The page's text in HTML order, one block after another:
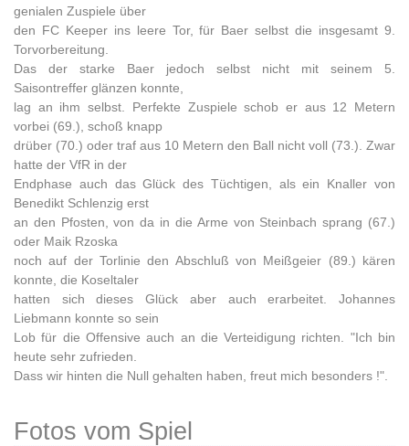
genialen Zuspiele über
den FC Keeper ins leere Tor, für Baer selbst die insgesamt 9.
Torvorbereitung.
Das der starke Baer jedoch selbst nicht mit seinem 5.
Saisontreffer glänzen konnte,
lag an ihm selbst. Perfekte Zuspiele schob er aus 12 Metern
vorbei (69.), schoß knapp
drüber (70.) oder traf aus 10 Metern den Ball nicht voll (73.). Zwar
hatte der VfR in der
Endphase auch das Glück des Tüchtigen, als ein Knaller von
Benedikt Schlenzig erst
an den Pfosten, von da in die Arme von Steinbach sprang (67.)
oder Maik Rzoska
noch auf der Torlinie den Abschluß von Meißgeier (89.) kären
konnte, die Koseltaler
hatten sich dieses Glück aber auch erarbeitet. Johannes
Liebmann konnte so sein
Lob für die Offensive auch an die Verteidigung richten. "Ich bin
heute sehr zufrieden.
Dass wir hinten die Null gehalten haben, freut mich besonders !".
Fotos vom Spiel